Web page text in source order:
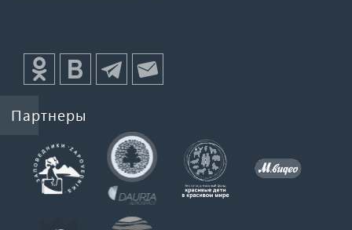
Партнеры